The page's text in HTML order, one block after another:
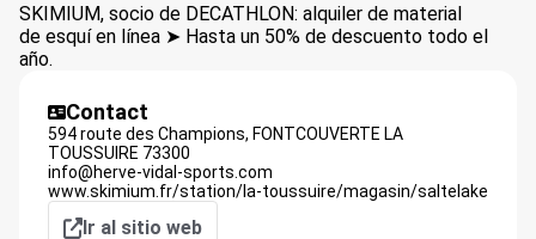
SKIMIUM, socio de DECATHLON: alquiler de material
de esquí en línea ➤ Hasta un 50% de descuento todo el
año.
Contact
594 route des Champions, FONTCOUVERTE LA
TOUSSUIRE 73300
info@herve-vidal-sports.com
www.skimium.fr/station/la-toussuire/magasin/saltelake
Ir al sitio web